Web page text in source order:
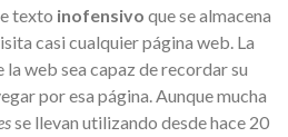
texto inofensivo que se almacena
casi cualquier página web. La
la web sea capaz de recordar su
por esa página. Aunque mucha
se llevan utilizando desde hace 20